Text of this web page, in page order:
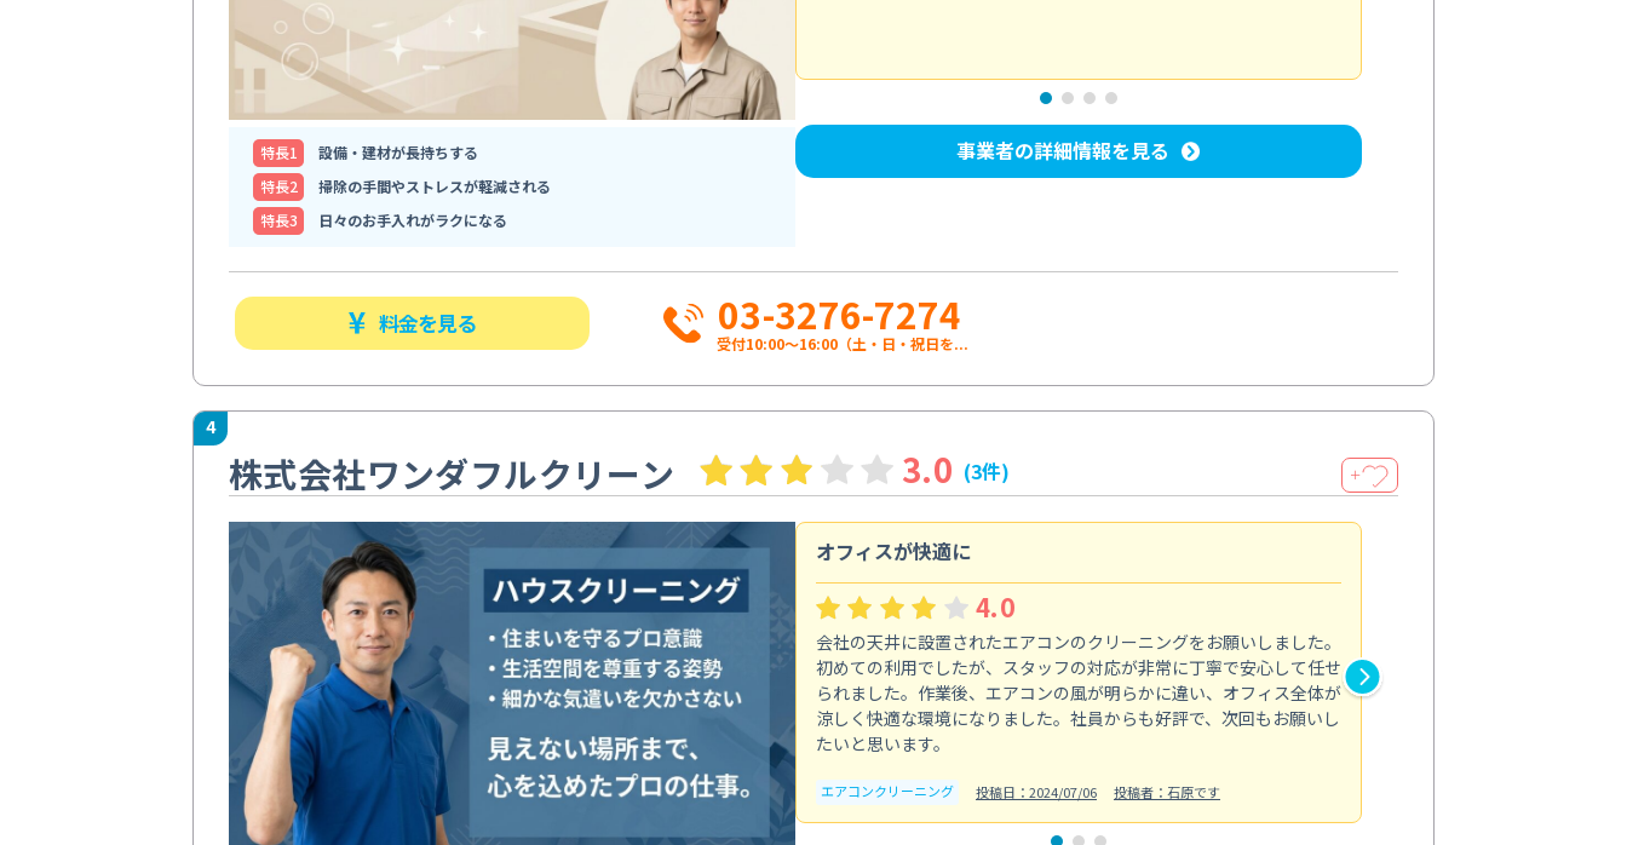
特⻑1
設備・建材が長持ちする
特⻑2
掃除の手間やストレスが軽減される
特⻑3
日々のお手入れがラクになる
事業者の詳細情報を見る
料金を見る 03-3276-7274
受付10:00〜16:00（土・日・祝日を...
4
株式会社ワンダフルクリーン 3.0 (3件) ＋
オフィスが快適に
4.0
会社の天井に設置されたエアコンのクリーニングをお願いしました。
初めての利用でしたが、スタッフの対応が非常に丁寧で安心して任せ
られました。作業後、エアコンの風が明らかに違い、オフィス全体が
涼しく快適な環境になりました。社員からも好評で、次回もお願いし
たいと思います。
エアコンクリーニング 投稿日：2024/07/06 投稿者：石原です